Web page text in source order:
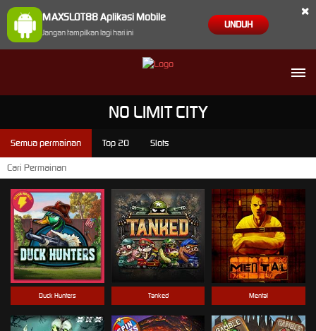
MAXSLOT88 Aplikasi Mobile
Jangan tampilkan lagi hari ini
UNDUH
×
NO LIMIT CITY
Semua permainan Top 20 Slots
Duck Hunters Mental
Tanked